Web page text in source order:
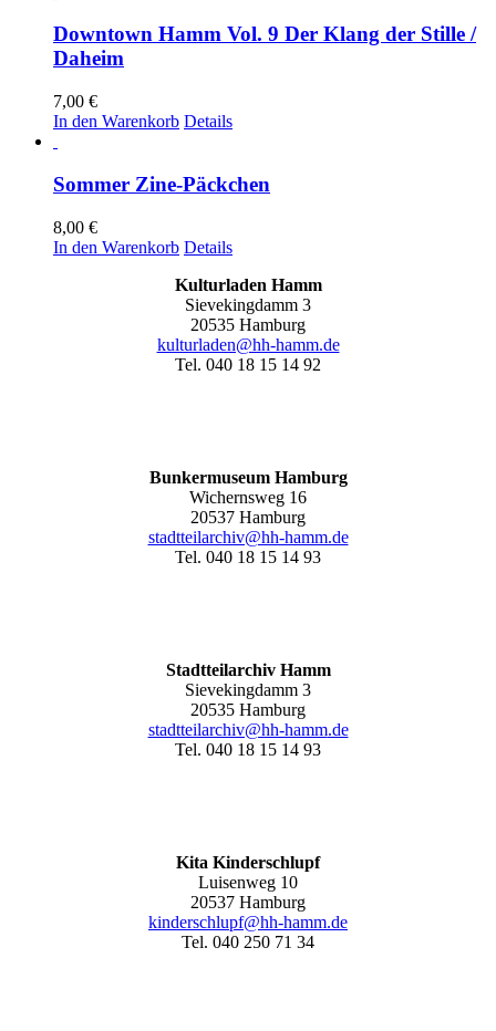
Downtown Hamm Vol. 9 Der Klang der Stille /
Daheim
7,00 €
In den Warenkorb Details
Sommer Zine-Päckchen
8,00 €
In den Warenkorb Details
Kulturladen Hamm
Sievekingdamm 3
20535 Hamburg
kulturladen@hh-hamm.de
Tel. 040 18 15 14 92
Bunkermuseum Hamburg
Wichernsweg 16
20537 Hamburg
stadtteilarchiv@hh-hamm.de
Tel. 040 18 15 14 93
Stadtteilarchiv Hamm
Sievekingdamm 3
20535 Hamburg
stadtteilarchiv@hh-hamm.de
Tel. 040 18 15 14 93
Kita Kinderschlupf
Luisenweg 10
20537 Hamburg
kinderschlupf@hh-hamm.de
Tel. 040 250 71 34